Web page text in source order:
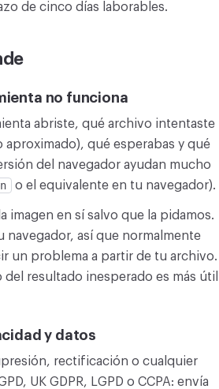
imagen
de cinco días laborables.
no funciona
abriste, qué archivo intentaste
aproximado), qué esperabas y qué
del navegador ayudan mucho
o el equivalente en tu navegador).
imagen en sí salvo que la pidamos.
navegador, así que normalmente
un problema a partir de tu archivo.
resultado inesperado es más útil
y datos
rectificación o cualquier
UK GDPR, LGPD o CCPA: envía